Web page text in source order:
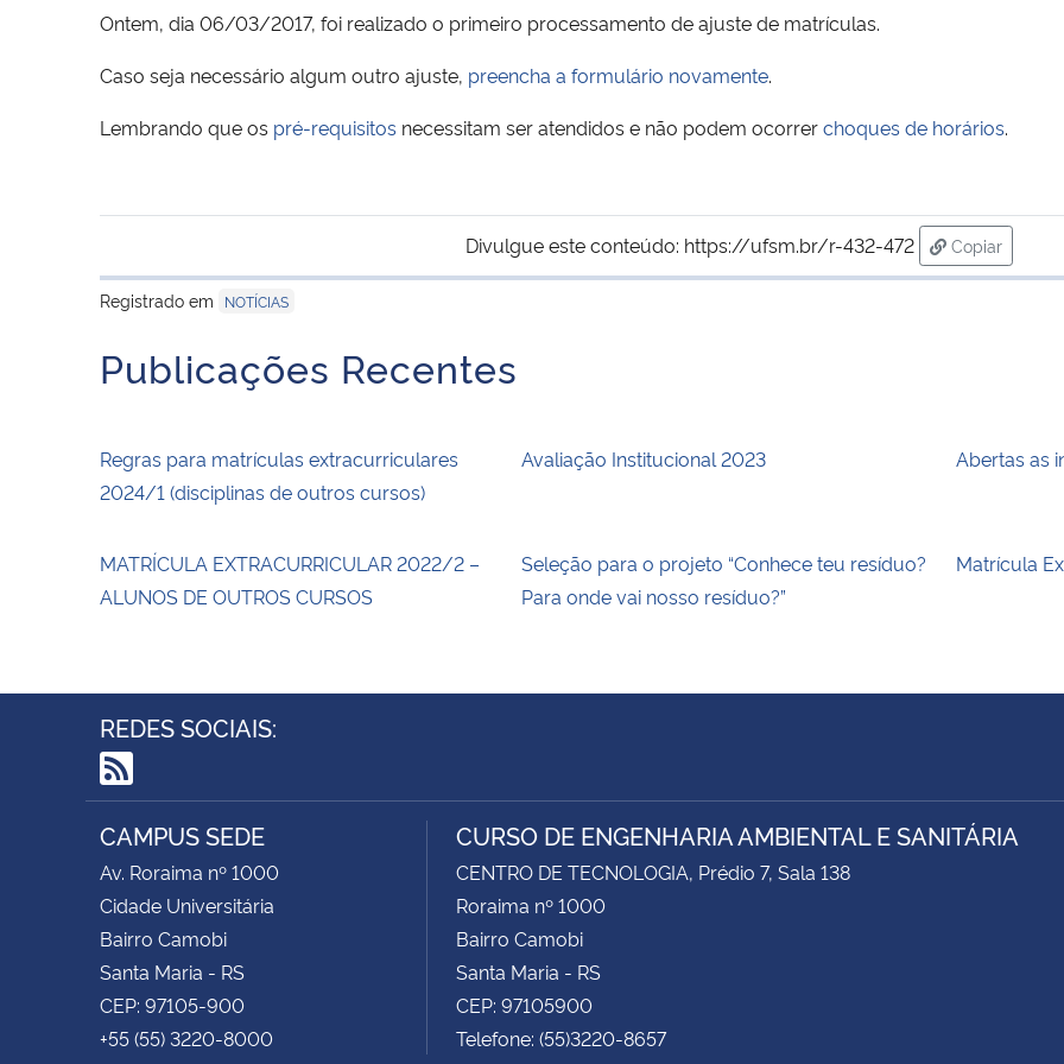
Ontem, dia 06/03/2017, foi realizado o primeiro processamento de ajuste de matrículas.
Caso seja necessário algum outro ajuste, preencha a formulário novamente.
Lembrando que os pré-requisitos necessitam ser atendidos e não podem ocorrerchoques de horários.
Divulgue este conteúdo: https://ufsm.br/r-432-472
Copiar
para área
Registrado em
NOTÍCIAS
Publicações Recentes
Regras para matrículas extracurriculares
2024/1 (disciplinas de outros cursos)
Avaliação Institucional 2023 Abertas as
MATRÍCULA EXTRACURRICULAR 2022/2 –
ALUNOS DE OUTROS CURSOS
Seleção para o projeto “Conhece teu resíduo?
Para onde vai nosso resíduo?”
Matrícula
REDES SOCIAIS:
RSS
CAMPUS SEDE
Av. Roraima nº 1000
Cidade Universitária
Bairro Camobi
Santa Maria - RS
CEP: 97105-900
+55 (55) 3220-8000
CURSO DE ENGENHARIA AMBIENTAL E SANITÁRIA
CENTRO DE TECNOLOGIA, Prédio 7, Sala 138
Roraima nº 1000
Bairro Camobi
Santa Maria - RS
CEP: 97105900
Telefone: (55)3220-8657